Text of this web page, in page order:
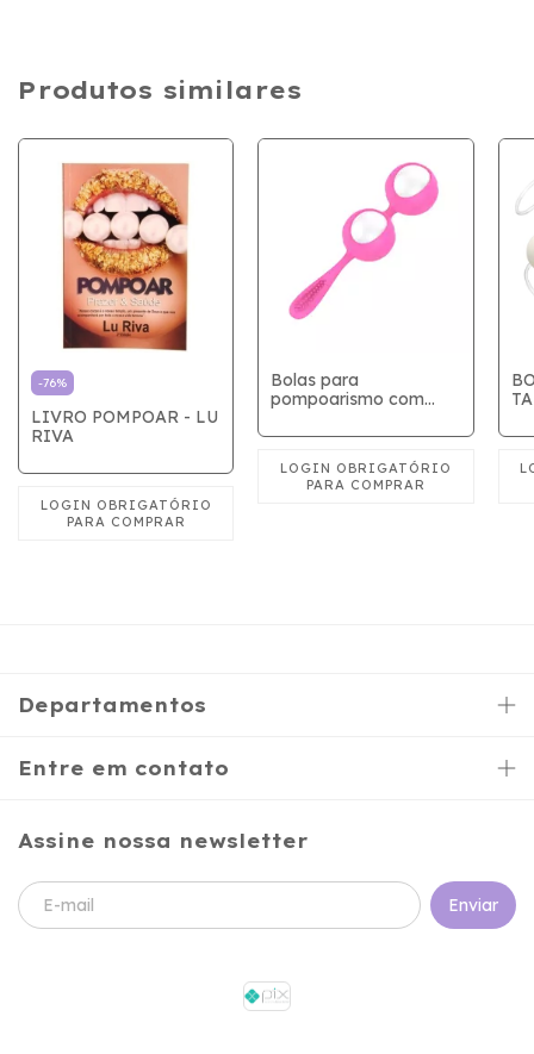
Produtos similares
-76%
LIVRO POMPOAR - LU
RIVA
Bolas para
pompoarismo com
Departamentos
Entre em contato
Assine nossa newsletter